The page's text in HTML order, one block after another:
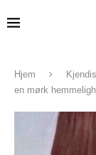
Hjem
en mørk